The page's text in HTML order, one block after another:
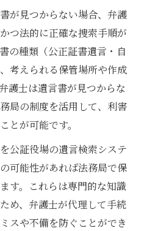
が見つからない場合、弁護
つ法的に正確な捜索手順が
の種類（公正証書遺言・自
考えられる保管場所や作成
護士は遺言書が見つからな
局の制度を活用して、利害
とが可能です。
公証役場の遺言検索システ
可能性があれば法務局で保
す。これらは専門的な知識
め、弁護士が代理して手続
スや不備を防ぐことができ